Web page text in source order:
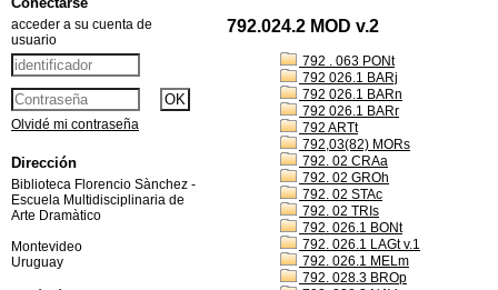
792.024.2 MOD v.2
792 . 063 PONt
792 026.1 BARj
792 026.1 BARn
792 026.1 BARr
792 ARTt
792,03(82) MORs
792. 02 CRAa
792. 02 GROh
792. 02 STAc
792. 02 TRIs
792. 026.1 BONt
792. 026.1 LAGt v.1
792. 026.1 MELm
792. 028.3 BROp
acceder a su cuenta de
usuario
Olvidé mi contraseña
Dirección
Biblioteca Florencio Sànchez -
Escuela Multidisciplinaria de
Arte Dramàtico
Montevideo
Uruguay